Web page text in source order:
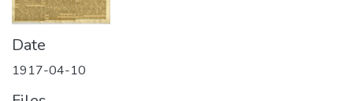
Date
1917-04-10